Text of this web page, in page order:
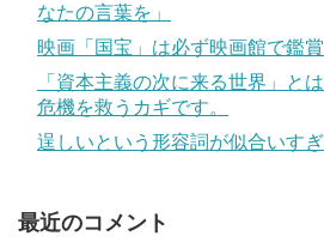
なたの言葉を」
映画「国宝」は必ず映画館で鑑賞
「資本主義の次に来る世界」
危機を救うカギです。
逞しいという形容詞が似合いす
最近のコメント